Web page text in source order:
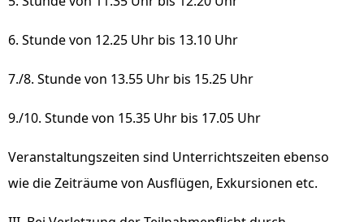
6. Stunde von 12.25 Uhr bis 13.10 Uhr
7./8. Stunde von 13.55 Uhr bis 15.25 Uhr
9./10. Stunde von 15.35 Uhr bis 17.05 Uhr
Veranstaltungszeiten sind Unterrichtszeiten ebenso
wie die Zeiträume von Ausflügen, Exkursionen etc.